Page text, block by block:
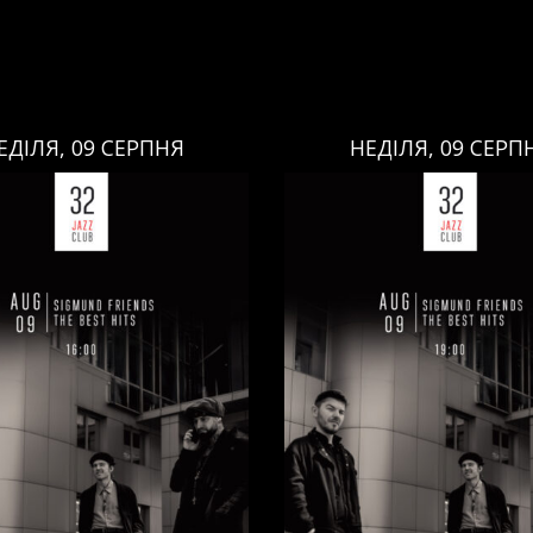
09 СЕРПНЯ
Ціна:
Павло Литвиненко
,)/Денис Дудко (Бас,)/
Люлякін (Барабани
НЕДІЛЯ, 09
Ціна:
Виконавці:
Павло
(Рояль,)/Денис Дудко
Олександр Люлякін (